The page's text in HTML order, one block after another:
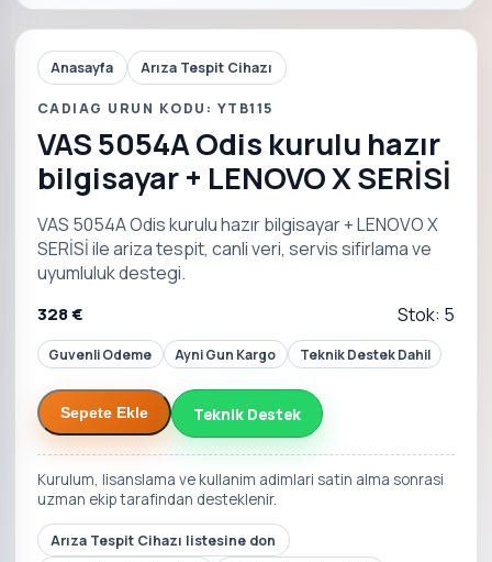
Anasayfa Arıza Tespit Cihazı
CADIAG URUN KODU: YTB115
VAS 5054A Odis kurulu hazır
bilgisayar + LENOVO X SERİSİ
VAS 5054A Odis kurulu hazır bilgisayar + LENOVO X
SERİSİ ile ariza tespit, canli veri, servis sifirlama ve
uyumluluk destegi.
328 € Stok: 5
Guvenli Odeme Ayni Gun Kargo Teknik Destek Dahil
Sepete Ekle Teknik Destek
Kurulum, lisanslama ve kullanim adimlari satin alma sonrasi
uzman ekip tarafindan desteklenir.
Arıza Tespit Cihazı listesine don